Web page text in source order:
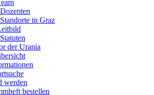
in Graz
der Urania
werden
bestellen